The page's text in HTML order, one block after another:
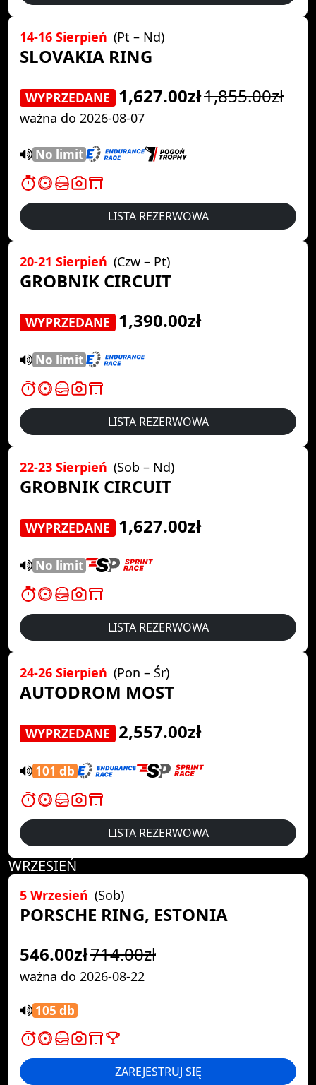
14-16 Sierpień (Pt – Nd)
SLOVAKIA RING
WYPRZEDANE 1,627.00zł1,855.00zł
ważna do 2026-08-07
No limit
LISTA REZERWOWA
20-21 Sierpień (Czw – Pt)
GROBNIK CIRCUIT
WYPRZEDANE 1,390.00zł
No limit
LISTA REZERWOWA
22-23 Sierpień (Sob – Nd)
GROBNIK CIRCUIT
WYPRZEDANE 1,627.00zł
No limit
LISTA REZERWOWA
24-26 Sierpień (Pon – Śr)
AUTODROM MOST
WYPRZEDANE 2,557.00zł
101 db
LISTA REZERWOWA
WRZESIEŃ
5 Wrzesień (Sob)
PORSCHE RING, ESTONIA
546.00zł714.00zł
ważna do 2026-08-22
105 db
ZAREJESTRUJ SIĘ